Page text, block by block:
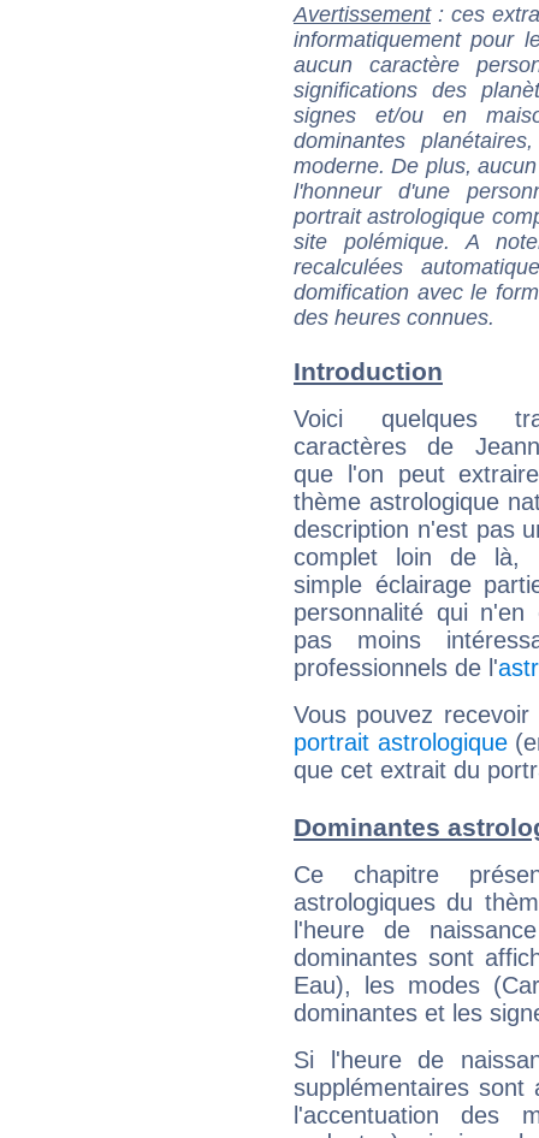
Avertissement: ces
informatiquement pour
aucun caractère
significations des
signes et/ou en
dominantes
moderne. De plus,
l'honneur d'une
portrait astrologique
site polémique. A
recalculées
domification avec le
des heures connues.
Introduction
Voici quelques
caractères de
que l'on peut
thème astrologique
description n'est pas
complet loin de là,
simple éclairage
personnalité qui n'en
pas moins
professionnels de l'
Vous pouvez
portrait astrologique
que cet extrait du
Dominantes
Ce chapitre
astrologiques du
l'heure de
dominantes sont
Eau), les modes
dominantes et les
Si l'heure de
supplémentaires sont
l'accentuation des